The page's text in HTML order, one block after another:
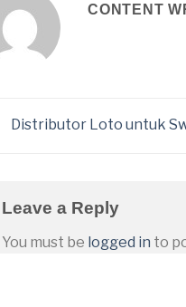
CONTENT
Distributor Loto untuk
Leave a Reply
You must be logged in to